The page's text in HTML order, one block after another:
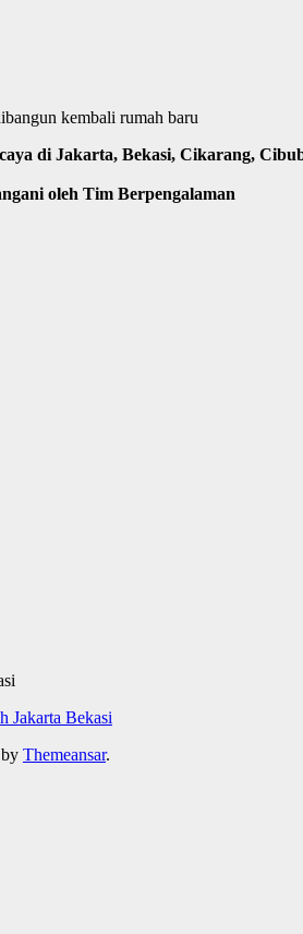
kembali rumah baru
di Jakarta, Bekasi, Cikarang,
oleh Tim Berpengalaman
Themeansar.